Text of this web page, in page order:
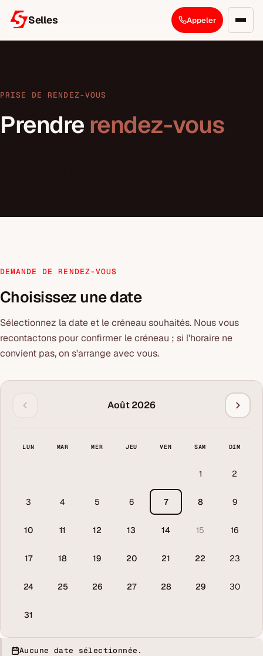
Selles Appeler
PRISE DE RENDEZ-VOUS
Prendre rendez-vous
DEMANDE DE RENDEZ-VOUS
Choisissez une date
Sélectionnez la date et le créneau souhaités. Nous vous
recontactons pour confirmer le créneau ; si l'horaire ne
convient pas, on s'arrange avec vous.
Août 2026
LUN MAR MER JEU VEN SAM DIM
1 2
3 4 5 6 7 8 9
10 11 12 13 14 15 16
17 18 19 20 21 22 23
24 25 26 27 28 29 30
31
Aucune date sélectionnée.